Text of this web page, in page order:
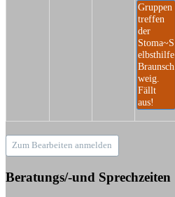
Gruppen
treffen
der
Stoma~S
elbsthilfe
Braunsch
weig.
Fällt
aus!
Zum Bearbeiten anmelden
Beratungs/-und Sprechzeiten